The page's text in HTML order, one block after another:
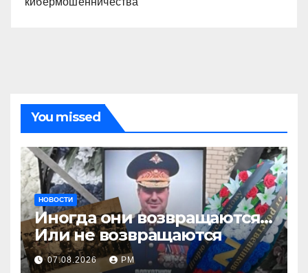
You missed
НОВОСТИ
Иногда они возвращаются…
Или не возвращаются
07.08.2026 РМ